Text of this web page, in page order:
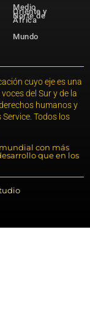
Medio
Oriente y
Norte de
África
Mundo
cuyo eje es una
del Sur y de la
humanos y
Todos los
con más
que en los